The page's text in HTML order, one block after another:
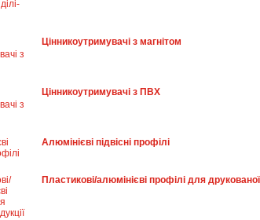
Цінникоутримувачі з магнітом
Цінникоутримувачі з ПВХ
Алюмінієві підвісні профілі
Пластикові/алюмінієві профілі для друкованої